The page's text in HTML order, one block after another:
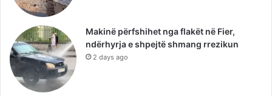
Makinë përfshihet nga flakët në Fier,
ndërhyrja e shpejtë shmang rrezikun
2 days ago